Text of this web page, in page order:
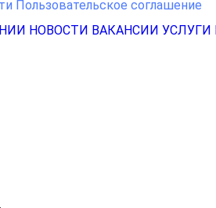
Пользовательское соглашение
НОВОСТИ ВАКАНСИИ УСЛУГИ